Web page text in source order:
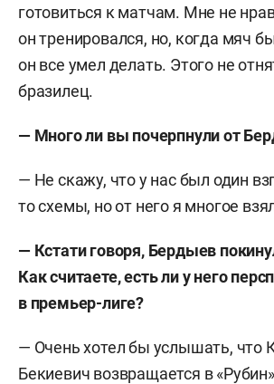
готовиться к матчам. Мне не
он тренировался, но, когда мяч
он все умел делать. Этого не
бразилец.
— Много ли вы почерпнули от
— Не скажу, что у нас был один
то схемы, но от него я многое
— Кстати говоря, Бердыев
Как считаете, есть ли у него
в премьер-лиге?
— Очень хотел бы услышать, что
Бекиевич возвращается в